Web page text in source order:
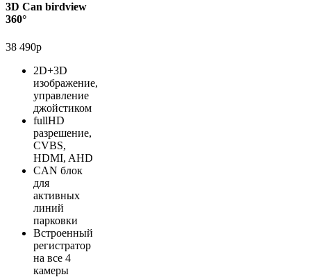
3D Can birdview
360°
38 490р
2D+3D
изображение,
управление
джойстиком
fullHD
разрешение,
CVBS,
HDMI, AHD
CAN блок
для
активных
линий
парковки
Встроенный
регистратор
на все 4
камеры